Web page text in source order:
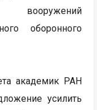
вооружений
оборонного
академик РАН
усилить